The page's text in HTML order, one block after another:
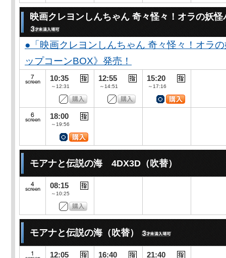
映画クレヨンしんちゃん 奇々怪々！オラの妖怪
●「映画クレヨンしんちゃん 奇々怪々！オラ
ップコーンBOX》発売！
10:35
～12:31
12:55
～14:51
15:20
～17:16
18:00
～19:56
モアナと伝説の海 4DX3D（吹替）
08:15
～10:25
モアナと伝説の海（吹替）
12:05 16:40 21:40